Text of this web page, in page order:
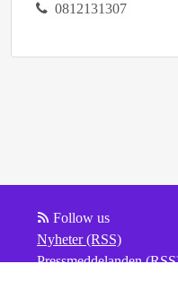
0812131307
Follow us
Nyheter (RSS)
Pressmeddelanden